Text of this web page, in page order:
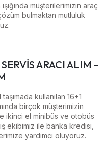
müşterilerimizin araç
bulmaktan mutluluk
ARACI ALIM -
kullanılan 16+1
birçok müşterimizin
ikinci el minibüs ve otobüs
ekibimiz ile banka kredisi,
yardımcı oluyoruz.